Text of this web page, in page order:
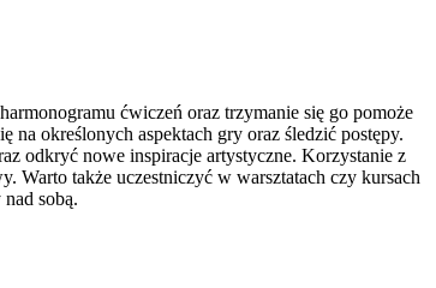
ćwiczeń oraz trzymanie się go pomoże
określonych aspektach gry oraz śledzić postępy.
odkryć nowe inspiracje artystyczne. Korzystanie z
Warto także uczestniczyć w warsztatach czy kursach
sobą.